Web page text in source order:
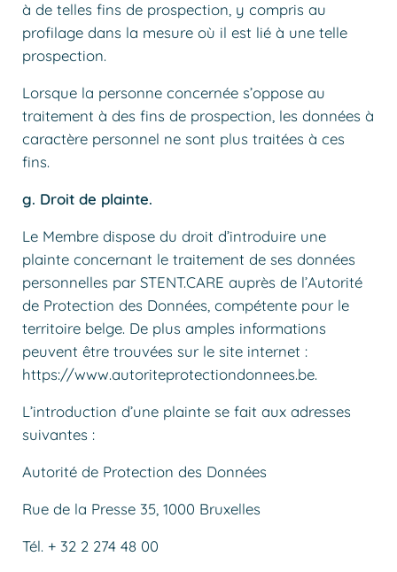
à de telles fins de prospection, y compris au
profilage dans la mesure où il est lié à une telle
prospection.
Lorsque la personne concernée s’oppose au
traitement à des fins de prospection, les données à
caractère personnel ne sont plus traitées à ces
fins.
g. Droit de plainte.
Le Membre dispose du droit d’introduire une
plainte concernant le traitement de ses données
personnelles par STENT.CARE auprès de l’Autorité
de Protection des Données, compétente pour le
territoire belge. De plus amples informations
peuvent être trouvées sur le site internet :
https://www.autoriteprotectiondonnees.be.
L’introduction d’une plainte se fait aux adresses
suivantes :
Autorité de Protection des Données
Rue de la Presse 35, 1000 Bruxelles
Tél. + 32 2 274 48 00